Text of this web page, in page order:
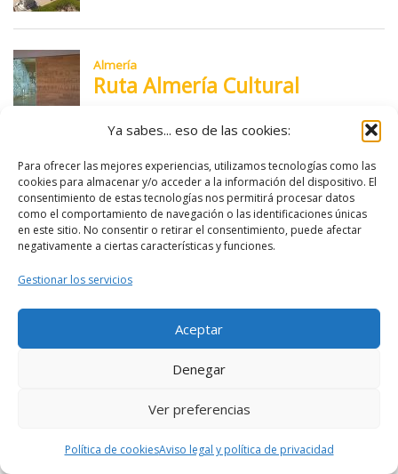
Ya sabes... eso de las cookies:
Para ofrecer las mejores experiencias, utilizamos tecnologías como las
cookies para almacenar y/o acceder a la información del dispositivo. El
consentimiento de estas tecnologías nos permitirá procesar datos
como el comportamiento de navegación o las identificaciones únicas
en este sitio. No consentir o retirar el consentimiento, puede afectar
negativamente a ciertas características y funciones.
Gestionar los servicios
Aceptar
Denegar
Ver preferencias
Política de cookiesAviso legal y política de privacidad